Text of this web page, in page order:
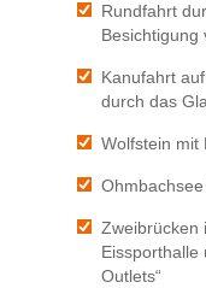
Rundfahrt
Besichtigung
Kanufahrt
durch das
Wolfstein mit
Zweibrücken
Eissporthalle
Outlets“